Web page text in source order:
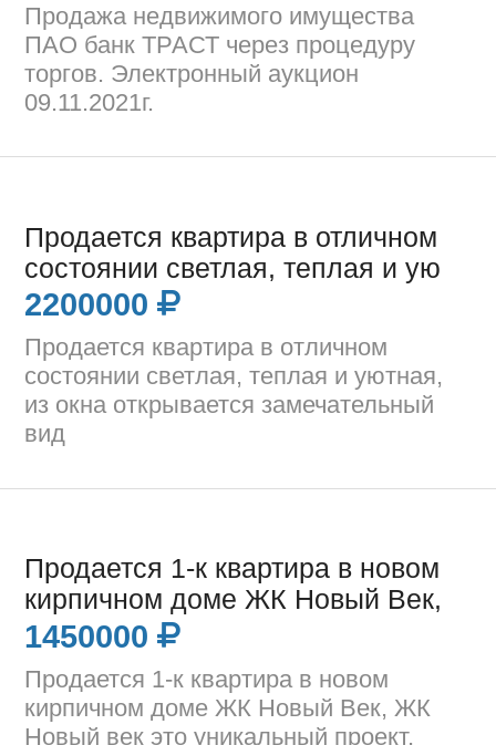
Продажа недвижимого имущества
ПАО банк ТРАСТ через процедуру
торгов. Электронный аукцион
09.11.2021г.
Продается квартира в отличном
состоянии светлая, теплая и ую
2200000
Продается квартира в отличном
состоянии светлая, теплая и уютная,
из окна открывается замечательный
вид
Продается 1-к квартира в новом
кирпичном доме ЖК Новый Век,
1450000
Продается 1-к квартира в новом
кирпичном доме ЖК Новый Век, ЖК
Новый век это уникальный проект,